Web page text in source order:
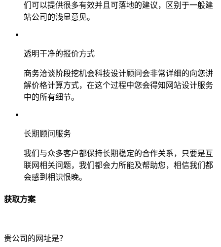
们可以提供很多有效并且可落地的建议，区别于一般建
站公司的浅显意见。
透明干净的报价方式
商务洽谈阶段挖机会科技设计顾问会非常详细的向您讲
解价格计算方式，在这个过程中您会得知网站设计服务
中的所有细节。
长期顾问服务
我们与众多客户都保持长期稳定的合作关系，只要是互
联网相关问题，我们都会力所能及帮助您，相信我们都
会感到相识恨晚。
获取方案
贵公司的网址是？